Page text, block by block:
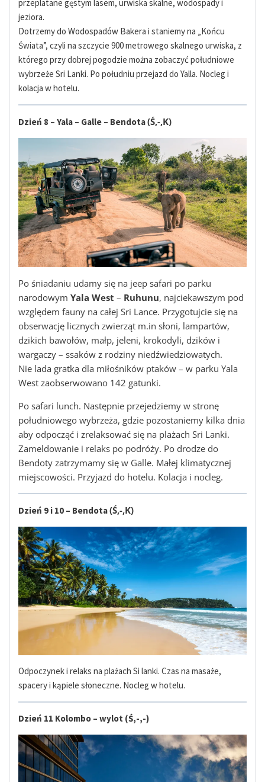
przeplatane gęstym lasem, urwiska skalne, wodospady i
jeziora.
Dotrzemy do Wodospadów Bakera i staniemy na „Końcu
Świata”, czyli na szczycie 900 metrowego skalnego urwiska, z
którego przy dobrej pogodzie można zobaczyć południowe
wybrzeże Sri Lanki. Po południu przejazd do Yalla. Nocleg i
kolacja w hotelu.
Dzień 8 – Yala – Galle – Bendota(Ś,-,K)
Po śniadaniu udamy się na jeep safari po parku
narodowym Yala West – Ruhunu, najciekawszym pod
względem fauny na całej Sri Lance. Przygotujcie się na
obserwację licznych zwierząt m.in słoni, lampartów,
dzikich bawołów, małp, jeleni, krokodyli, dzików i
wargaczy – ssaków z rodziny niedźwiedziowatych.
Nie lada gratka dla miłośników ptaków – w parku Yala
West zaobserwowano 142 gatunki.
Po safari lunch. Następnie przejedziemy w stronę
południowego wybrzeża, gdzie pozostaniemy kilka dnia
aby odpocząć i zrelaksować się na plażach Sri Lanki.
Zameldowanie i relaks po podróży. Po drodze do
Bendoty zatrzymamy się w Galle. Małej klimatycznej
miejscowości. Przyjazd do hotelu. Kolacja i nocleg.
Dzień 9 i 10 – Bendota(Ś,-,K)
Odpoczyneki relaks na plażach Si lanki. Czas na masaże,
spacery i kąpiele słoneczne. Nocleg w hotelu.
Dzień 11 Kolombo – wylot (Ś,-,-)